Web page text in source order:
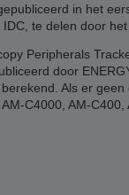
in het
te delen door het
Peripherals
door
Als er
C4000, AM-C400,